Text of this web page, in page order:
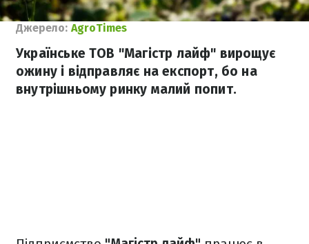
Джерело: AgroTimes
Українське ТОВ "Магістр лайф" вирощує
ожину і відправляє на експорт, бо на
внутрішньому ринку малий попит.